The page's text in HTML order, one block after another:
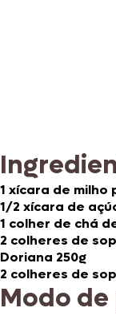
1 xícara de milho
1/2 xícara de
1 colher de chá
2 colheres de
Doriana 250g
2 colheres de
Modo